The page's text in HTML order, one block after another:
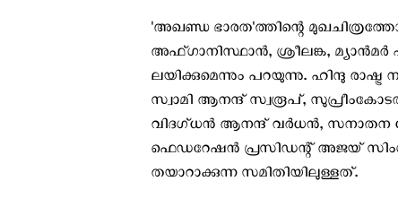
'അഖണ്ഡ ഭാരത'ത്തിന്റെ
അഫ്ഗാനിസ്ഥാൻ, ശ്രീലങ്ക, മ്യാൻമർ
ലയിക്കുമെന്നും പറയുന്നു. ഹിന്ദു
സ്വാമി ആനന്ദ് സ്വരൂപ്,
വിദഗ്ധൻ ആനന്ദ് വർധൻ, സനാതന
ഫെഡറേഷൻ പ്രസിഡന്റ് അജയ്
തയാറാക്കുന്ന സമിതിയിലുള്ളത്.